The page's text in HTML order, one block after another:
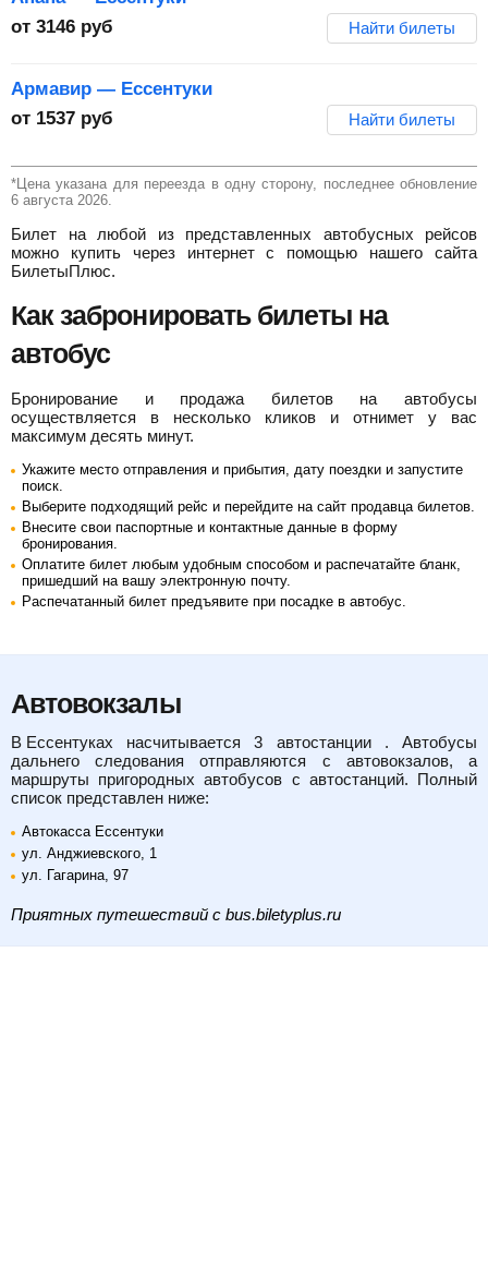
от 3146 руб Найти билеты
Армавир — Ессентуки
от 1537 руб Найти билеты
*Цена указана для переезда в одну сторону, последнее обновление
6 августа 2026.
Билет на любой из представленных автобусных рейсов
можно купить через интернет с помощью нашего сайта
БилетыПлюс.
Как забронировать билеты на
автобус
Бронирование и продажа билетов на автобусы
осуществляется в несколько кликов и отнимет у вас
максимум десять минут.
Укажите место отправления и прибытия, дату поездки и запустите
поиск.
Выберите подходящий рейс и перейдите на сайт продавца билетов.
Внесите свои паспортные и контактные данные в форму
бронирования.
Оплатите билет любым удобным способом и распечатайте бланк,
пришедший на вашу электронную почту.
Распечатанный билет предъявите при посадке в автобус.
Автовокзалы
в Ессентуках насчитывается 3 автостанции . Автобусы
дальнего следования отправляются с автовокзалов, а
маршруты пригородных автобусов с автостанций. Полный
список представлен ниже:
Автокасса Ессентуки
ул. Анджиевского, 1
ул. Гагарина, 97
Приятных путешествий с bus.biletyplus.ru